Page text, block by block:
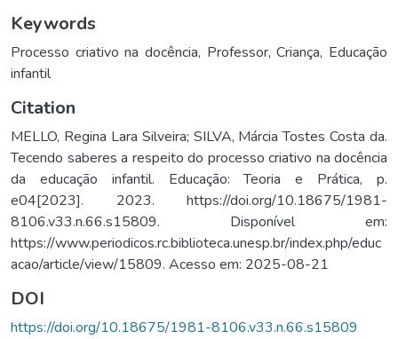
Keywords
Processo criativo na docência, Professor,Criança, Educação
infantil
Citation
MELLO, Regina Lara Silveira; SILVA, Márcia Tostes Costa da.
Tecendo saberes a respeito do processo criativo na docência
da educação infantil. Educação: Teoria e Prática, p.
e04[2023]. 2023. https://doi.org/10.18675/1981-
8106.v33.n.66.s15809. Disponível em:
https://www.periodicos.rc.biblioteca.unesp.br/index.php/educ
acao/article/view/15809. Acesso em: 2025-08-21
DOI
https://doi.org/10.18675/1981-8106.v33.n.66.s15809